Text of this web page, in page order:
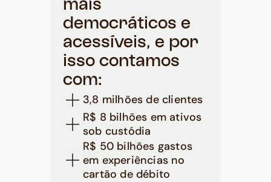
mais
democráticos e
acessíveis, e por
isso contamos
com:
3,8 milhões de clientes
R$ 8 bilhões em ativos
sob custódia
R$ 50 bilhões gastos
em experiências no
cartão de débito